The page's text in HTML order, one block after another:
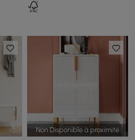
Non Disponible à proximité